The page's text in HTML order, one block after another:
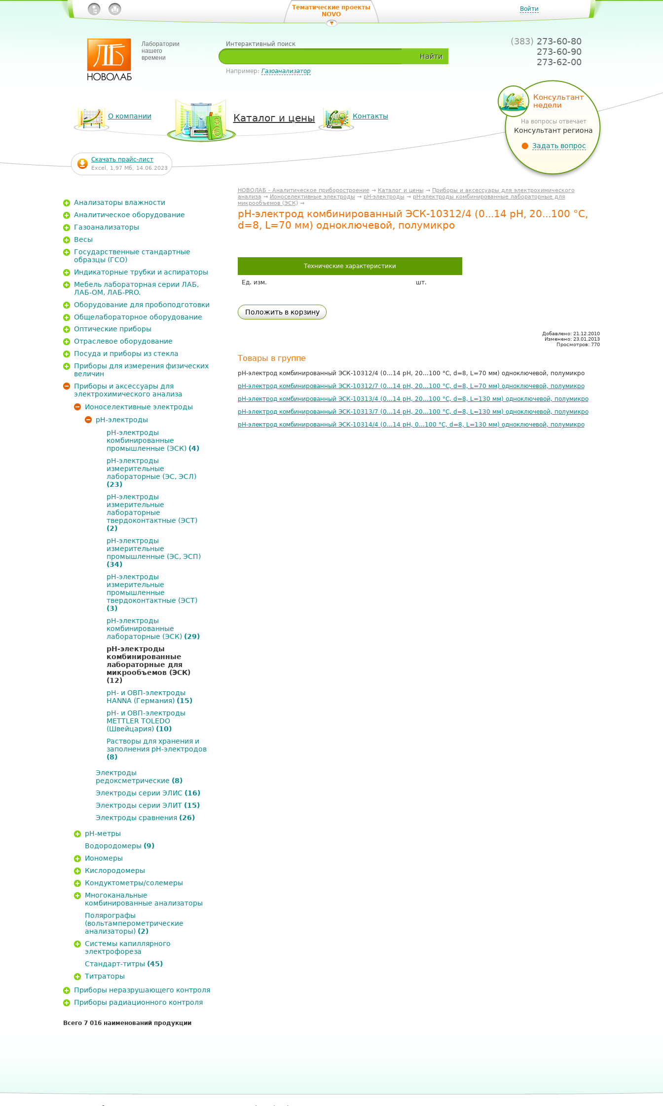
Войти
Тематические проекты
NOVO
Лаборатории
нашего
времени
Интерактивный поиск
Найти
Например:Газоанализатор
(383) 273-60-80
273-60-90
273-62-00
О компании Каталог и цены Контакты
Консультант
недели
На вопросы отвечает
Консультант региона
Задать вопрос
Скачать прайс-лист
Excel, 1,97 Мб, 14.06.2023
НОВОЛАБ - Аналитическое приборостроение → Каталог и цены → Приборы и аксессуары для электрохимического
анализа → Ионоселективные электроды → рН-электроды → pH-электроды комбинированные лабораторные для
микрообъемов (ЭСК)→
рН-электрод комбинированный ЭСК-10312/4 (0...14 рН, 20...100 °С,
d=8, L=70 мм) одноключевой, полумикро
Технические характеристики
Ед. изм. шт.
Положить в корзину
Добавлено:21.12.2010
Изменено:23.01.2013
Просмотров:770
Товары в группе
рН-электрод комбинированный ЭСК-10312/4 (0...14 рН, 20...100 °С, d=8, L=70 мм) одноключевой, полумикро
рН-электрод комбинированный ЭСК-10312/7 (0...14 рН, 20...100 °С, d=8, L=70 мм) одноключевой, полумикро
рН-электрод комбинированный ЭСК-10313/4 (0...14 рН, 20...100 °С, d=8, L=130 мм) одноключевой, полумикро
рН-электрод комбинированный ЭСК-10313/7 (0...14 рН, 20...100 °С, d=8, L=130 мм) одноключевой, полумикро
рН-электрод комбинированный ЭСК-10314/4 (0...14 рН, 0...100 °С, d=8, L=130 мм) одноключевой, полумикро
Анализаторы влажности
Аналитическое оборудование
Газоанализаторы
Весы
Государственные стандартные
образцы (ГСО)
Индикаторные трубки и аспираторы
Мебель лабораторная серии ЛАБ,
ЛАБ-ОМ, ЛАБ-PRO.
Оборудование для пробоподготовки
Общелабораторное оборудование
Оптические приборы
Отраслевое оборудование
Посуда и приборы из стекла
Приборы для измерения физических
величин
Приборы и аксессуары для
электрохимического анализа
Ионоселективные электроды
рН-электроды
pH-электроды
комбинированные
промышленные (ЭСК) (4)
pH-электроды
измерительные
лабораторные (ЭС, ЭСЛ)
(23)
pH-электроды
измерительные
лабораторные
твердоконтактные (ЭСТ)
(2)
pH-электроды
измерительные
промышленные (ЭС, ЭСП)
(34)
pH-электроды
измерительные
промышленные
твердоконтактные (ЭСТ)
(3)
pH-электроды
комбинированные
лабораторные (ЭСК) (29)
pH-электроды
комбинированные
лабораторные для
микрообъемов (ЭСК)
(12)
pH- и ОВП-электроды
HANNA (Германия) (15)
pH- и ОВП-электроды
METTLER TOLEDO
(Швейцария) (10)
Растворы для хранения и
заполнения рН-электродов
(8)
Электроды
редоксметрические (8)
Электроды серии ЭЛИС (16)
Электроды серии ЭЛИТ (15)
Электроды сравнения (26)
pH-метры
Водородомеры (9)
Иономеры
Кислородомеры
Кондуктометры/солемеры
Многоканальные
комбинированные анализаторы
Полярографы
(вольтамперометрические
анализаторы) (2)
Системы капиллярного
электрофореза
Стандарт-титры (45)
Титраторы
Приборы неразрушающего контроля
Приборы радиационного контроля
Всего 7 016 наименований продукции